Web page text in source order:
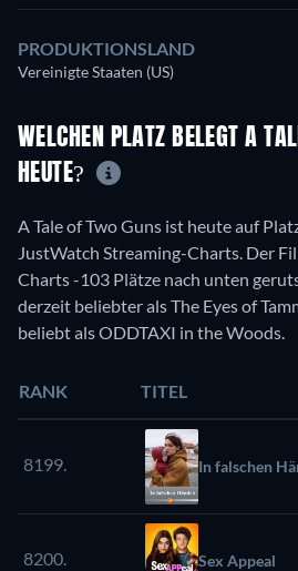
PRODUKTIONSLAND
Vereinigte Staaten (US)
WELCHEN PLATZ BELEGT A
HEUTE?
A Tale of Two Guns ist heute auf
JustWatch Streaming-Charts. Der
Charts -103 Plätze nach unten
derzeit beliebter als The Eyes of
beliebt als ODDTAXI in the Woods.
RANK TITEL
8199. In falschen
8200. Sex Appeal